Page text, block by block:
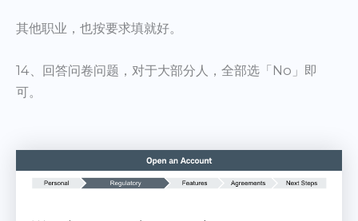
其他职业，也按要求填就好。
14、回答问卷问题，对于大部分人，全部选「No」即
可。